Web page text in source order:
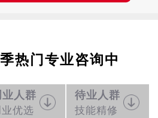
热门专业咨询中
人群
优选
待业人群
技能精修